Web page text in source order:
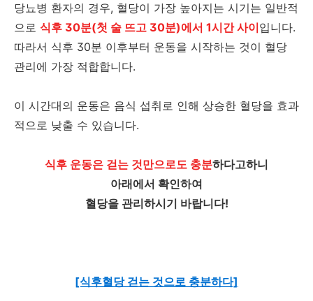
당뇨병 환자의 경우, 혈당이 가장 높아지는 시기는 일반적
으로 식후 30분(첫 술 뜨고 30분)에서 1시간 사이입니다.
따라서 식후 30분 이후부터 운동을 시작하는 것이 혈당
관리에 가장 적합합니다.
이 시간대의 운동은 음식 섭취로 인해 상승한 혈당을 효과
적으로 낮출 수 있습니다.
식후 운동은 걷는 것만으로도 충분하다고하니
아래에서 확인하여
혈당을 관리하시기 바랍니다!
[식후혈당 걷는 것으로 충분하다]